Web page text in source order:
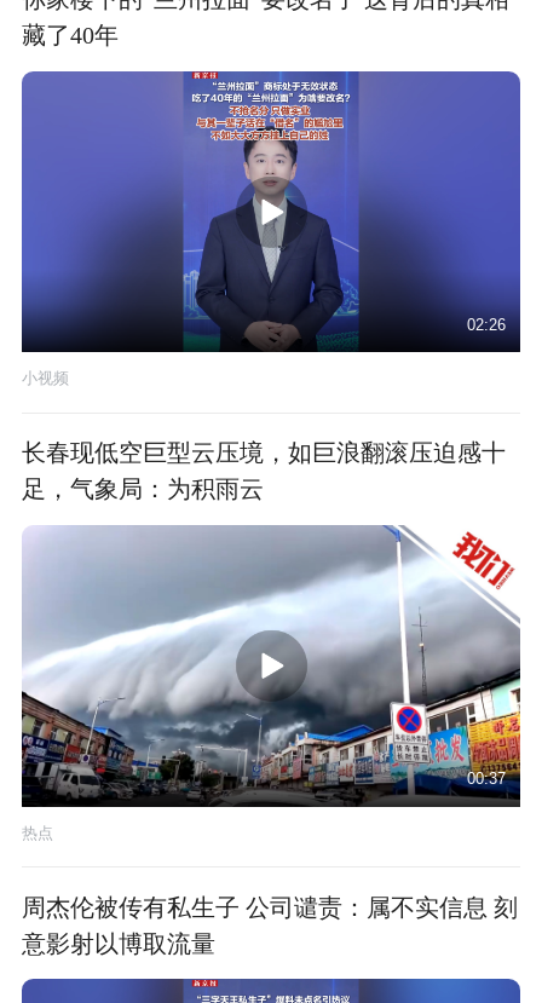
藏了40年
02:26
小视频
长春现低空巨型云压境，如巨浪翻滚压迫感十
足，气象局：为积雨云
00:37
热点
周杰伦被传有私生子 公司谴责：属不实信息 刻
意影射以博取流量